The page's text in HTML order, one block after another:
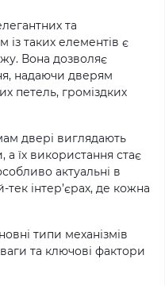
та
таких елементів є
Вона дозволяє
надаючи дверям
петель, громіздких
двері виглядають
а їх використання стає
актуальні в
тек інтер’єрах, де кожна
типи механізмів
та ключові фактори